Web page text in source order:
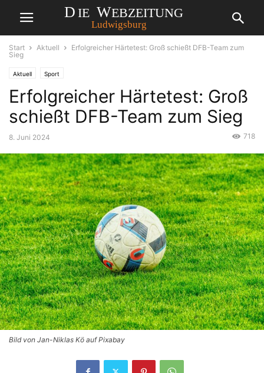
Start Aktuell
Erfolgreicher Härtetest: Groß schießt DFB-Team zum
Sieg
Aktuell Sport
Erfolgreicher Härtetest: Groß
schießt DFB-Team zum Sieg
8. Juni 2024 718
Bild von Jan-Niklas Kö auf Pixabay